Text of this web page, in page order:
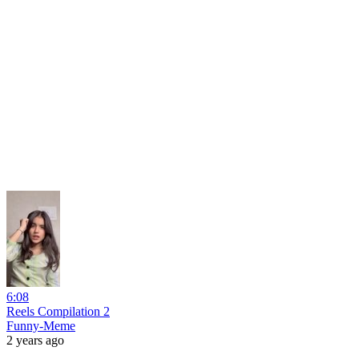
6:08
Reels Compilation 2
Funny-Meme
2 years ago